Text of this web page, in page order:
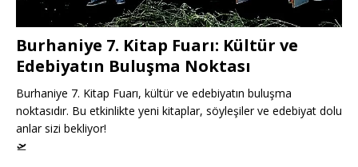
Burhaniye 7. Kitap Fuarı: Kültür ve
Edebiyatın Buluşma Noktası
Burhaniye 7. Kitap Fuarı, kültür ve edebiyatın buluşma
noktasıdır. Bu etkinlikte yeni kitaplar, söyleşiler ve edebiyat dolu
anlar sizi bekliyor!
🛫